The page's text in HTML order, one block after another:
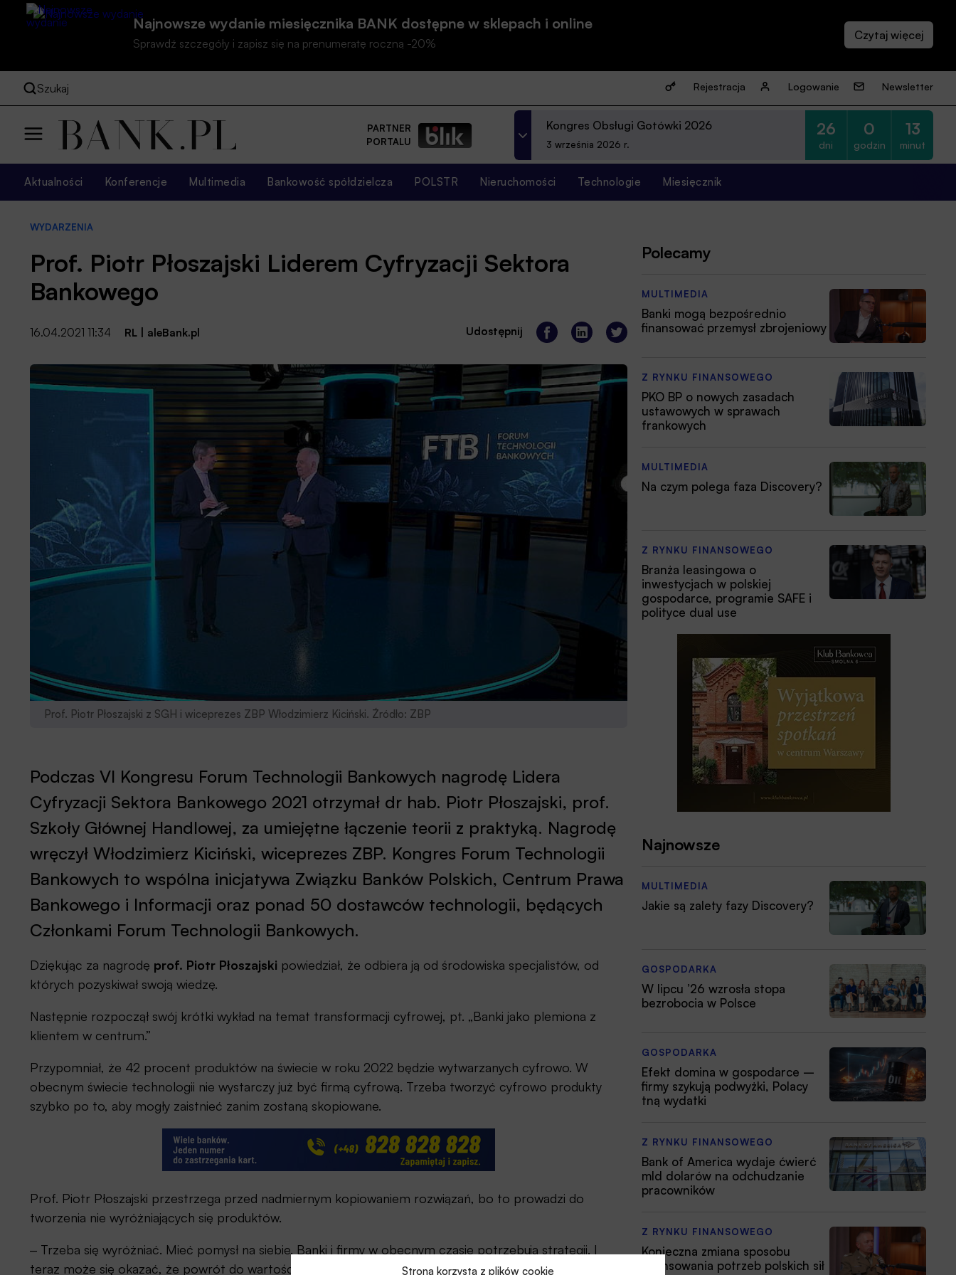
Strona korzysta z plików cookie
Najnowsze wydanie miesięcznika BANK dostępne w sklepach i online
Sprawdź szczegóły i zapisz się na prenumeratę roczną -20%
Szukaj Rejestracja Logowanie Newsletter
PARTNER
PORTALU
Kongres Obsługi Gotówki 2026
3 września 2026 r.
26
dni
0
godzin
13
minut
Aktualności Konferencje Multimedia Bankowość spółdzielcza POLSTR Nieruchomości Technologie Miesięcznik
WYDARZENIA
Prof. Piotr Płoszajski Liderem Cyfryzacji Sektora
Bankowego
16.04.2021 11:34 RL aleBank.pl Udostępnij
Prof. Piotr Płoszajski z SGH i wiceprezes ZBP Włodzimierz Kiciński. Źródło: ZBP
Podczas VI Kongresu Forum Technologii Bankowych nagrodę Lidera
Cyfryzacji Sektora Bankowego 2021 otrzymał dr hab. Piotr Płoszajski, prof.
Szkoły Głównej Handlowej, za umiejętne łączenie teorii z praktyką. Nagrodę
wręczył Włodzimierz Kiciński, wiceprezes ZBP. Kongres Forum Technologii
Bankowych to wspólna inicjatywa Związku Banków Polskich, Centrum Prawa
Bankowego i Informacji oraz ponad 50 dostawców technologii, będących
Członkami Forum Technologii Bankowych.
Dziękując za nagrodę prof. Piotr Płoszajski powiedział, że odbiera ją od środowiska specjalistów, od
których pozyskiwał swoją wiedzę.
Następnie rozpoczął swój krótki wykład na temat transformacji cyfrowej, pt. „Banki jako plemiona z
klientem w centrum.”
Przypomniał, że 42 procent produktów na świecie w roku 2022 będzie wytwarzanych cyfrowo. W
obecnym świecie technologii nie wystarczy już być firmą cyfrową. Trzeba tworzyć cyfrowo produkty
szybko po to, aby mogły zaistnieć zanim zostaną skopiowane.
Prof. Piotr Płoszajski przestrzega przed nadmiernym kopiowaniem rozwiązań, bo to prowadzi do
tworzenia nie wyróżniających się produktów.
‒ Trzeba się wyróżniać. Mieć pomysł na siebie. Banki i firmy w obecnym czasie potrzebują strategii. I
teraz może się okazać, że powrót do wartości będzie przewagą konkurencyjną ‒ podkreślił laureat
Polecamy
MULTIMEDIA
Banki mogą bezpośrednio
finansować przemysł zbrojeniowy
Z RYNKU FINANSOWEGO
PKO BP o nowych zasadach
ustawowych w sprawach
frankowych
MULTIMEDIA
Na czym polega faza Discovery?
Z RYNKU FINANSOWEGO
Branża leasingowa o
inwestycjach w polskiej
gospodarce, programie SAFE i
polityce dual use
Najnowsze
MULTIMEDIA
Jakie są zalety fazy Discovery?
GOSPODARKA
W lipcu ’26 wzrosła stopa
bezrobocia w Polsce
GOSPODARKA
Efekt domina w gospodarce –
firmy szykują podwyżki, Polacy
tną wydatki
Z RYNKU FINANSOWEGO
Bank of America wydaje ćwierć
mld dolarów na odchudzanie
pracowników
Z RYNKU FINANSOWEGO
Konieczna zmiana sposobu
finansowania potrzeb polskich sił